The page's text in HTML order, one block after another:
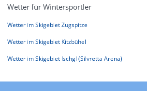
Wetter für Wintersportler
Wetter im Skigebiet Zugspitze
Wetter im Skigebiet Kitzbühel
Wetter im Skigebiet Ischgl (Silvretta Arena)